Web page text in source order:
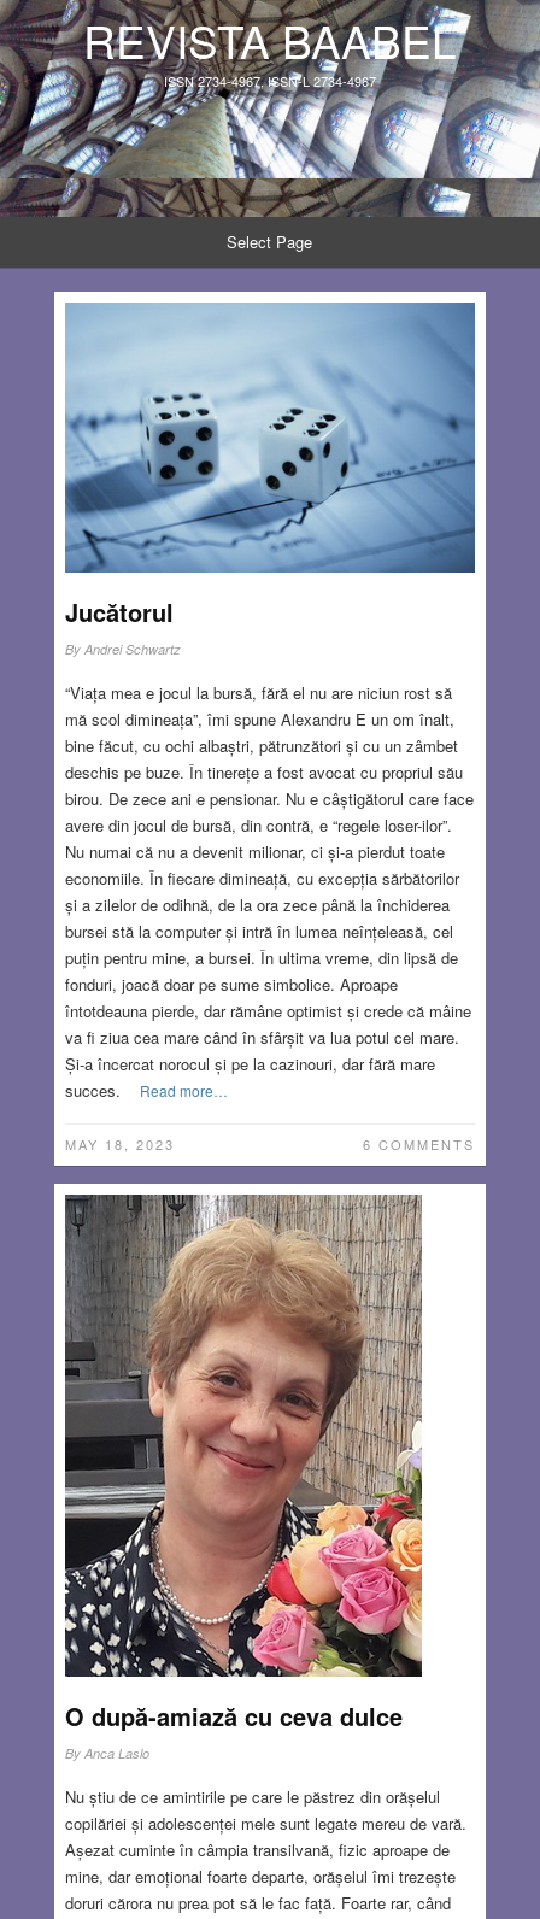
REVISTA BAABEL
ISSN 2734-4967, ISSN-L 2734-4967
Select Page
Jucătorul
By Andrei Schwartz
“Viața mea e jocul la bursă, fără el nu are niciun rost să
mă scol dimineața”, îmi spune Alexandru E un om înalt,
bine făcut, cu ochi albaștri, pătrunzători și cu un zâmbet
deschis pe buze. În tinerețe a fost avocat cu propriul său
birou. De zece ani e pensionar. Nu e câștigătorul care face
avere din jocul de bursă, din contră, e “regele loser-ilor”.
Nu numai că nu a devenit milionar, ci și-a pierdut toate
economiile. În fiecare dimineață, cu excepția sărbătorilor
și a zilelor de odihnă, de la ora zece până la închiderea
bursei stă la computer și intră în lumea neînțeleasă, cel
puțin pentru mine, a bursei. În ultima vreme, din lipsă de
fonduri, joacă doar pe sume simbolice. Aproape
întotdeauna pierde, dar rămâne optimist și crede că mâine
va fi ziua cea mare când în sfârșit va lua potul cel mare.
Și-a încercat norocul și pe la cazinouri, dar fără mare
succes.
Read more…
MAY 18, 2023 6 COMMENTS
O după-amiază cu ceva dulce
By Anca Laslo
Nu știu de ce amintirile pe care le păstrez din orășelul
copilăriei și adolescenței mele sunt legate mereu de vară.
Așezat cuminte în câmpia transilvană, fizic aproape de
mine, dar emoțional foarte departe, orășelul îmi trezește
doruri cărora nu prea pot să le fac față. Foarte rar, când